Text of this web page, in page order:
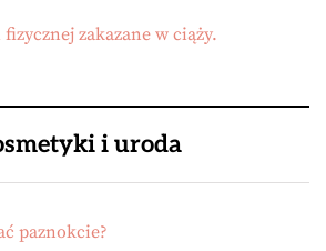
zakazane w ciąży.
i uroda
paznokcie?